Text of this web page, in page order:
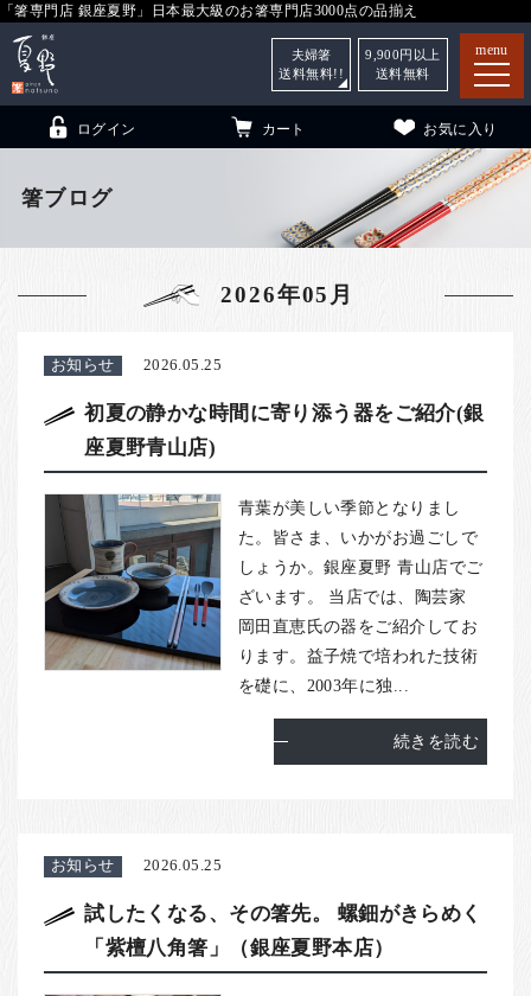
「箸専門店 銀座夏野」日本最大級のお箸専門店3000点の品揃え
menu
銀座夏野・箸長について
こども和食器 小夏について
ご利用ガイド
法人・飲食店のお客様
お客様の声
店舗紹介
お知らせ
ログイン カート お気に入り
夫婦箸
送料無料!!
9,900 円以上
送料無料
箸ブログ
2026年05月
お知らせ 2026.05.25
初夏の静かな時間に寄り添う器をご紹介(銀
座夏野青山店)
青葉が美しい季節となりまし
た。皆さま、いかがお過ごしで
しょうか。銀座夏野 青山店でご
ざいます。 当店では、陶芸家
岡田直恵氏の器をご紹介してお
ります。益子焼で培われた技術
を礎に、2003年に独...
続きを読む
お知らせ 2026.05.25
試したくなる、その箸先。 螺鈿がきらめく
「紫檀八角箸」（銀座夏野本店）